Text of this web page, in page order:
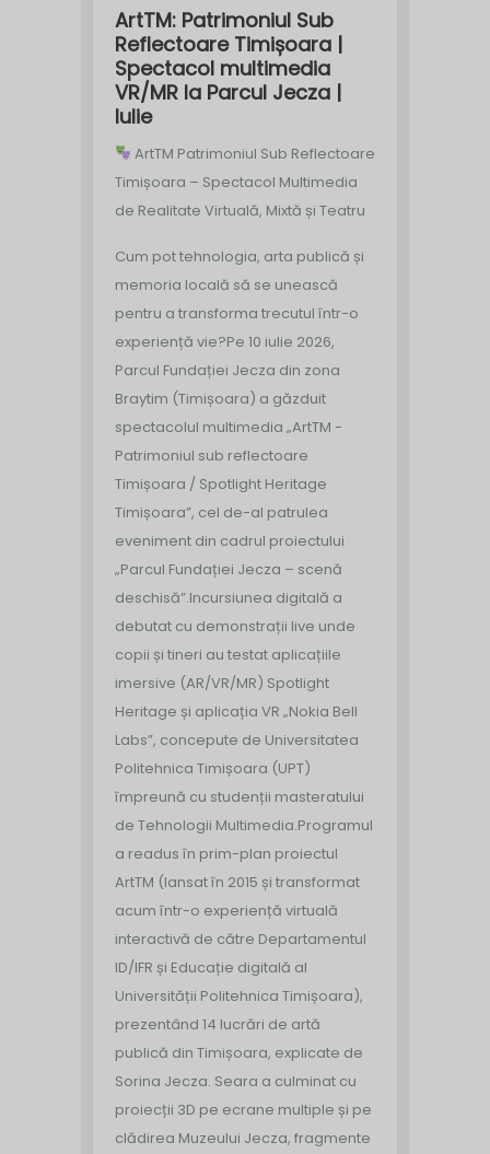
ArtTM: Patrimoniul Sub
Reflectoare Timișoara |
Spectacol multimedia
VR/MR la Parcul Jecza |
Iulie
ArtTM Patrimoniul Sub Reflectoare
Timișoara – Spectacol Multimedia
de Realitate Virtuală, Mixtă și Teatru
Cum pot tehnologia, arta publică și
memoria locală să se unească
pentru a transforma trecutul într-o
experiență vie?Pe 10 iulie 2026,
Parcul Fundației Jecza din zona
Braytim (Timișoara) a găzduit
spectacolul multimedia „ArtTM -
Patrimoniul sub reflectoare
Timișoara / Spotlight Heritage
Timișoara”, cel de-al patrulea
eveniment din cadrul proiectului
„Parcul Fundației Jecza – scenă
deschisă”.Incursiunea digitală a
debutat cu demonstrații live unde
copii și tineri au testat aplicațiile
imersive (AR/VR/MR) Spotlight
Heritage și aplicația VR „Nokia Bell
Labs”, concepute de Universitatea
Politehnica Timișoara (UPT)
împreună cu studenții masteratului
de Tehnologii Multimedia.Programul
a readus în prim-plan proiectul
ArtTM (lansat în 2015 și transformat
acum într-o experiență virtuală
interactivă de către Departamentul
ID/IFR și Educație digitală al
Universității Politehnica Timișoara),
prezentând 14 lucrări de artă
publică din Timișoara, explicate de
Sorina Jecza. Seara a culminat cu
proiecții 3D pe ecrane multiple și pe
clădirea Muzeului Jecza, fragmente